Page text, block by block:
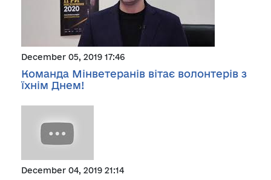
December 05, 2019 17:46
Команда Мінветеранів вітає волонтерів з
їхнім Днем!
December 04, 2019 21:14